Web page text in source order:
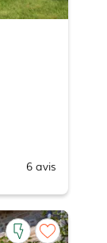
6 avis